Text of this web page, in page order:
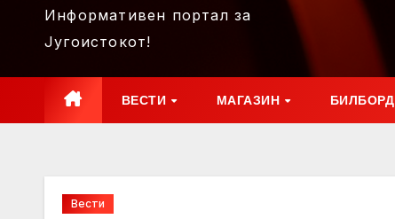
Информативен портал за
Југоистокот!
ВЕСТИ МАГАЗИН БИЛБОРД
Вести